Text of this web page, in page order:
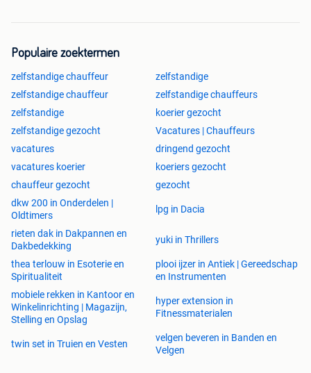
Populaire zoektermen
zelfstandige chauffeur
zelfstandige
zelfstandige chauffeur
zelfstandige chauffeurs
zelfstandige
koerier gezocht
zelfstandige gezocht
Vacatures | Chauffeurs
vacatures
dringend gezocht
vacatures koerier
koeriers gezocht
chauffeur gezocht
gezocht
dkw 200 in Onderdelen |
Oldtimers
lpg in Dacia
rieten dak in Dakpannen en
Dakbedekking
yuki in Thrillers
thea terlouw in Esoterie en
Spiritualiteit
plooi ijzer in Antiek | Gereedschap
en Instrumenten
mobiele rekken in Kantoor en
Winkelinrichting | Magazijn,
Stelling en Opslag
hyper extension in
Fitnessmaterialen
twin set in Truien en Vesten
velgen beveren in Banden en
Velgen